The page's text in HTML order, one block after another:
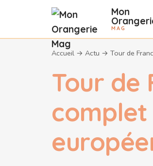
Mon
MAG
Accueil → Actu → Tour de
Tour de